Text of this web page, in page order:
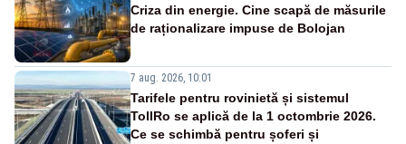
Criza din energie. Cine scapă de măsurile
de raționalizare impuse de Bolojan
7 aug. 2026, 10:01
Tarifele pentru rovinietă și sistemul
TollRo se aplică de la 1 octombrie 2026.
Ce se schimbă pentru șoferi și